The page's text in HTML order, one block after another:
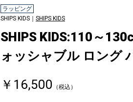
ラッピング
SHIPS KIDS｜ SHIPS KIDS
SHIPS KIDS:110～
ォッシャブル ロング
￥16,500
（税込）